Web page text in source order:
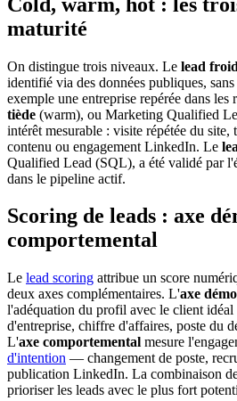
maturité
On distingue trois niveaux. Le lead froid
identifié via des données publiques,
exemple une entreprise repérée dans
tiède (warm), ou Marketing Qualified
intérêt mesurable : visite répétée du site,
contenu ou engagement LinkedIn. Le
Qualified Lead (SQL), a été validé par
dans le pipeline actif.
Scoring de leads : axe
comportemental
Le lead scoring attribue un score
deux axes complémentaires. L'axe
l'adéquation du profil avec le client
d'entreprise, chiffre d'affaires, poste du
L'axe comportemental mesure
d'intention — changement de poste,
publication LinkedIn. La combinaison
prioriser les leads avec le plus fort